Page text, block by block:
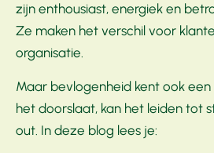
zijn enthousiast, energiek en
Ze maken het verschil voor
organisatie.
Maar bevlogenheid kent ook
het doorslaat, kan het leiden tot
out. In deze blog lees je: